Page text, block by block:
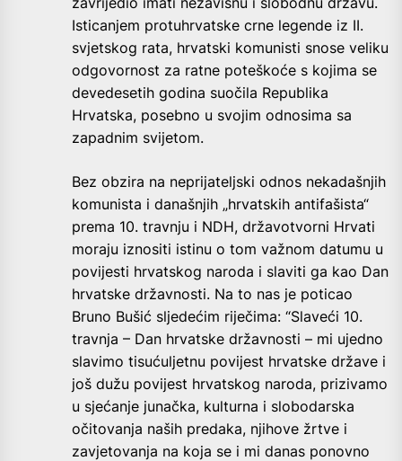
Isticanjem protuhrvatske crne legende iz II.
svjetskog rata, hrvatski komunisti snose veliku
odgovornost za ratne poteškoće s kojima se
devedesetih godina suočila Republika
Hrvatska, posebno u svojim odnosima sa
zapadnim svijetom.
Bez obzira na neprijateljski odnos nekadašnjih
komunista i današnjih „hrvatskih antifašista“
prema 10. travnju i NDH, državotvorni Hrvati
moraju iznositi istinu o tom važnom datumu u
povijesti hrvatskog naroda i slaviti ga kao Dan
hrvatske državnosti. Na to nas je poticao
Bruno Bušić sljedećim riječima: “Slaveći 10.
travnja – Dan hrvatske državnosti – mi ujedno
slavimo tisućuljetnu povijest hrvatske države i
još dužu povijest hrvatskog naroda, prizivamo
u sjećanje junačka, kulturna i slobodarska
očitovanja naših predaka, njihove žrtve i
zavjetovanja na koja se i mi danas ponovno